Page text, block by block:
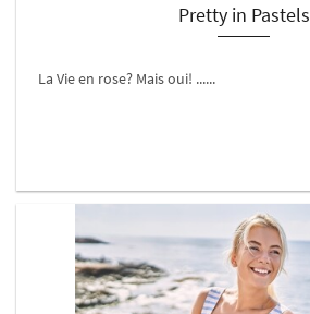
Pretty in Pastels
La Vie en rose? Mais oui! ......